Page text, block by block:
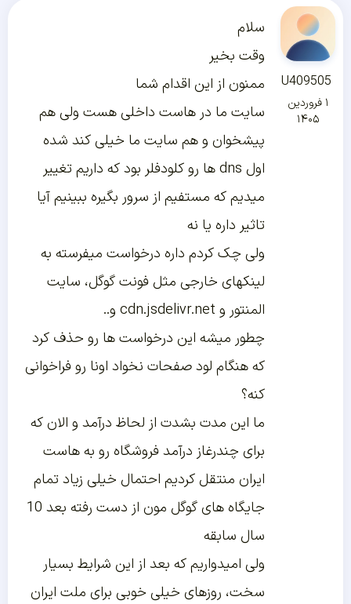
U409505
۱ فروردین
۱۴۰۵
سلام
وقت بخیر
ممنون از این اقدام شما
سایت ما در هاست داخلی هست ولی هم
پیشخوان و هم سایت ما خیلی کند شده
اول dns ها رو کلودفلر بود که داریم تغییر
میدیم که مستفیم از سرور بگیره ببینیم آیا
تاثیر داره یا نه
ولی چک کردم داره درخواست میفرسته به
لینکهای خارجی مثل فونت گوگل، سایت
المنتور و cdn.jsdelivr.net و..
چطور میشه این درخواست ها رو حذف کرد
که هنگام لود صفحات نخواد اونا رو فراخوانی
کنه؟
ما این مدت بشدت از لحاظ درآمد و الان که
برای چندرغاز درآمد فروشگاه رو به هاست
ایران منتقل کردیم احتمال خیلی زیاد تمام
جایگاه های گوگل مون از دست رفته بعد 10
سال سابقه
ولی امیدواریم که بعد از این شرایط بسیار
سخت، روزهای خیلی خوبی برای ملت ایران